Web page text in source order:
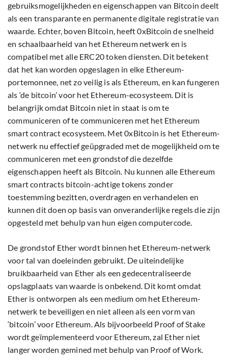
gebruiksmogelijkheden en eigenschappen van Bitcoin deelt
als een transparante en permanente digitale registratie van
waarde. Echter, boven Bitcoin, heeft 0xBitcoin de snelheid
en schaalbaarheid van het Ethereum netwerk en is
compatibel met alle ERC20 token diensten. Dit betekent
dat het kan worden opgeslagen in elke Ethereum-
portemonnee, net zo veilig is als Ethereum, en kan fungeren
als ‘de bitcoin’ voor het Ethereum-ecosysteem. Dit is
belangrijk omdat Bitcoin niet in staat is om te
communiceren of te communiceren met het Ethereum
smart contract ecosysteem. Met 0xBitcoin is het Ethereum-
netwerk nu effectief geüpgraded met de mogelijkheid om te
communiceren met een grondstof die dezelfde
eigenschappen heeft als Bitcoin. Nu kunnen alle Ethereum
smart contracts bitcoin-achtige tokens zonder
toestemming bezitten, overdragen en verhandelen en
kunnen dit doen op basis van onveranderlijke regels die zijn
opgesteld met behulp van hun eigen computercode.
De grondstof Ether wordt binnen het Ethereum-netwerk
voor tal van doeleinden gebruikt. De uiteindelijke
bruikbaarheid van Ether als een gedecentraliseerde
opslagplaats van waarde is onbekend. Dit komt omdat
Ether is ontworpen als een medium om het Ethereum-
netwerk te beveiligen en niet alleen als een vorm van
‘bitcoin’ voor Ethereum. Als bijvoorbeeld Proof of Stake
wordt geïmplementeerd voor Ethereum, zal Ether niet
langer worden gemined met behulp van Proof of Work.